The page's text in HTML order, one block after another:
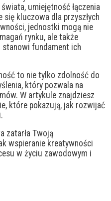
umiejętność łączenia
kluczowa dla przyszłych
jednostki mogą nie
rynku, ale także
fundament ich
to nie tylko zdolność do
który pozwala na
W artykule znajdziesz
które pokazują, jak rozwijać
zatarła Twoją
wspieranie kreatywności
w życiu zawodowym i